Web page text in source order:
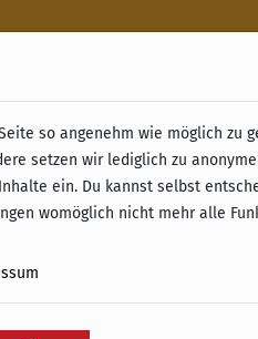
Deutschlands)
so angenehm wie möglich zu
setzen wir lediglich zu
ein. Du kannst selbst
womöglich nicht mehr alle